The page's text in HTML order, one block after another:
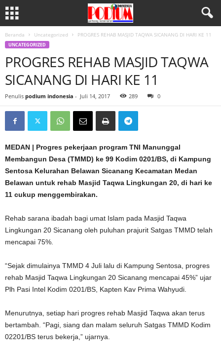
Beranda Uncategorized PROGRES REHAB MASJID TAQWA SICANANG DI HARI KE 11
UNCATEGORIZED
PROGRES REHAB MASJID TAQWA
SICANANG DI HARI KE 11
Penulis podium indonesia - Juli 14, 2017 289 0
MEDAN | Progres pekerjaan program TNI Manunggal
Membangun Desa (TMMD) ke 99 Kodim 0201/BS, di Kampung
Sentosa Kelurahan Belawan Sicanang Kecamatan Medan
Belawan untuk rehab Masjid Taqwa Lingkungan 20, di hari ke
11 cukup menggembirakan.
Rehab sarana ibadah bagi umat Islam pada Masjid Taqwa
Lingkungan 20 Sicanang oleh puluhan prajurit Satgas TMMD telah
mencapai 75%.
“Sejak dimulainya TMMD 4 Juli lalu di Kampung Sentosa, progres
rehab Masjid Taqwa Lingkungan 20 Sicanang mencapai 45%” ujar
Plh Pasi Intel Kodim 0201/BS, Kapten Kav Prima Wahyudi.
Menurutnya, setiap hari progres rehab Masjid Taqwa akan terus
bertambah. “Pagi, siang dan malam seluruh Satgas TMMD Kodim
02201/BS terus bekerja,” ujarnya.